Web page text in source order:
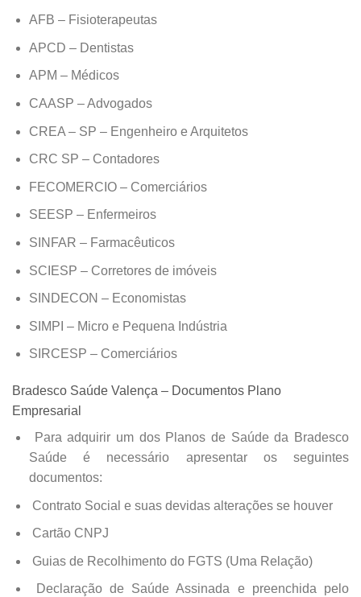
AFB – Fisioterapeutas
APCD – Dentistas
APM – Médicos
CAASP – Advogados
CREA – SP – Engenheiro e Arquitetos
CRC SP – Contadores
FECOMERCIO – Comerciários
SEESP – Enfermeiros
SINFAR – Farmacêuticos
SCIESP – Corretores de imóveis
SINDECON – Economistas
SIMPI – Micro e Pequena Indústria
SIRCESP – Comerciários
Bradesco Saúde Valença – Documentos Plano
Empresarial
Para adquirir um dos Planos de Saúde da Bradesco
Saúde é necessário apresentar os seguintes
documentos:
Contrato Social e suas devidas alterações se houver
Cartão CNPJ
Guias de Recolhimento do FGTS (Uma Relação)
Declaração de Saúde Assinada e preenchida pelo